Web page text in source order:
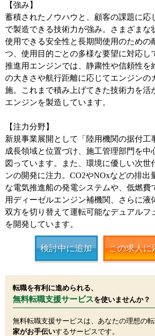
【強み】
蓄積されたノウハウと、顧客の課題に応
で製造できる技術力が強み。さまざまな
使用できる安全性と長期間使用のための
つ、使用目的ごとの多様な要望に対応し
推進用エンジンでは、静粛性や信頼性を
の大きさや航行距離に応じてエンジンの
施。これまで積み上げてきた技術力を活
エンジンを製造しています。
【注力分野】
新規事業展開として「陸用機関の据付工
成長領域と位置づけ、施工管理部門を中
図っています。また、環境に優しい次世
ンの開発に注力。CO2やNOxなどの排出
な電気推進船の発電システムや、低燃費
用ディーゼルエンジン補機関、さらに液
双方を切り替えて運転可能なデュアルフ
を開発しています。
検討中に追加 この求人に
転職を有利に進められる、
無料転職支援サービスを使いませんか？
無料転職支援サービスは、あなたの理想の転
家がお手伝いするサービスです。